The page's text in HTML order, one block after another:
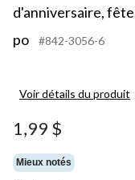
d'anniversaire,
po
#842-3056-6
Voir détails du produit
1,99 $
Mieux notés